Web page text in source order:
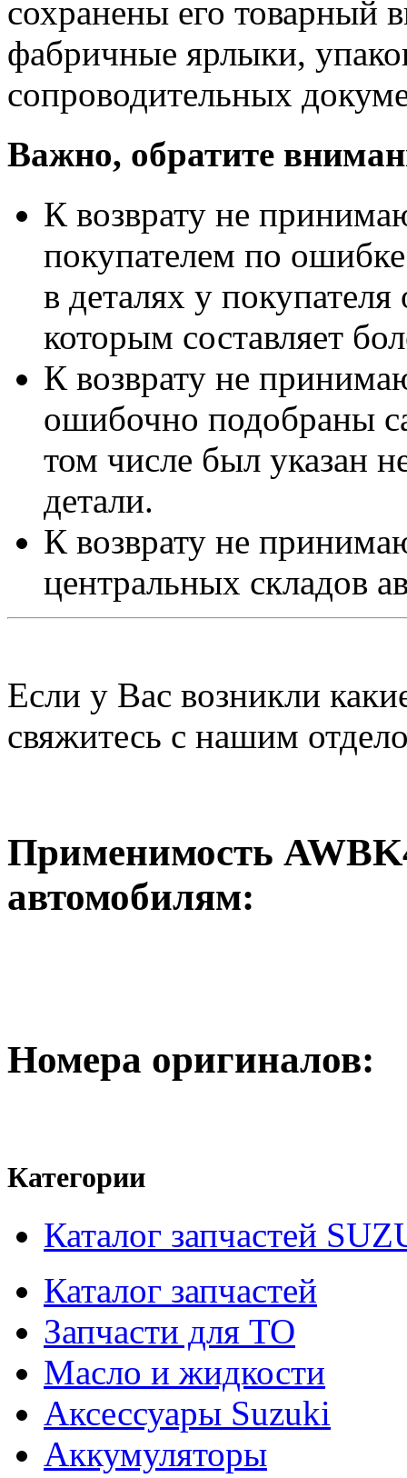
сохранены его товарный
фабричные ярлыки,
сопроводительных
Важно, обратите
К возврату не
покупателем по
в деталях у
которым составляет
К возврату не
ошибочно подобраны
том числе был указан
детали.
К возврату не
центральных складов
Если у Вас возникли
свяжитесь с нашим
Применимость
автомобилям:
Номера оригиналов:
Категории
Каталог запчастей
Каталог запчастей
Запчасти для ТО
Масло и жидкости
Аксессуары Suzuki
Аккумуляторы